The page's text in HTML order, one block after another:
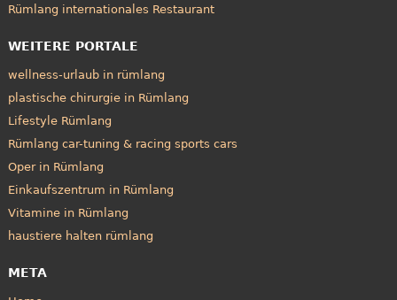
Rümlang internationales Restaurant
WEITERE PORTALE
wellness-urlaub in rümlang
plastische chirurgie in Rümlang
Lifestyle Rümlang
Rümlang car-tuning & racing sports cars
Oper in Rümlang
Einkaufszentrum in Rümlang
Vitamine in Rümlang
haustiere halten rümlang
META